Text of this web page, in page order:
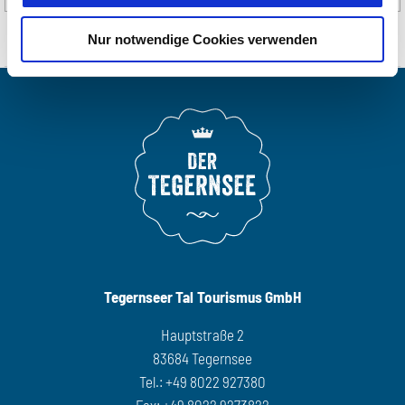
Nur notwendige Cookies verwenden
Tegernseer Tal Tourismus GmbH
Hauptstraße 2
83684 Tegernsee
Tel.: +49 8022 927380